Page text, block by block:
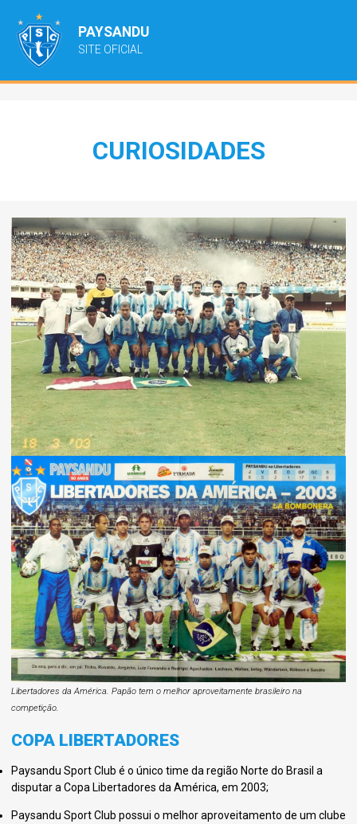
PAYSANDU
SITE OFICIAL
CURIOSIDADES
Libertadores da América. Papão tem o melhor aproveitamente brasileiro na
competição.
COPA LIBERTADORES
Paysandu Sport Club é o único time da região Norte do Brasil a
disputar a Copa Libertadores da América, em 2003;
Paysandu Sport Club possui o melhor aproveitamento de um clube